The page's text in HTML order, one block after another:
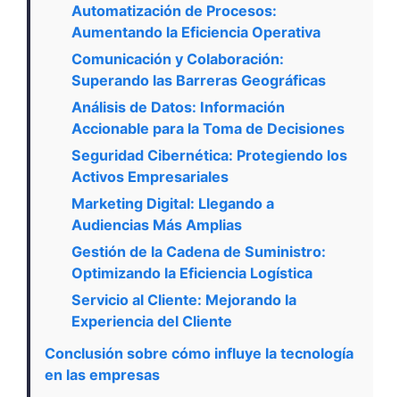
Automatización de Procesos:
Aumentando la Eficiencia Operativa
Comunicación y Colaboración:
Superando las Barreras Geográficas
Análisis de Datos: Información
Accionable para la Toma de Decisiones
Seguridad Cibernética: Protegiendo los
Activos Empresariales
Marketing Digital: Llegando a
Audiencias Más Amplias
Gestión de la Cadena de Suministro:
Optimizando la Eficiencia Logística
Servicio al Cliente: Mejorando la
Experiencia del Cliente
Conclusión sobre cómo influye la tecnología
en las empresas